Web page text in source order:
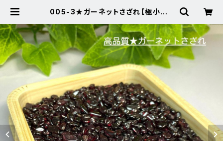
005-3★ガーネットさざれ【極小粒2
品 | Noah's Stone ～パワースト
ーン・天然石SHOP～